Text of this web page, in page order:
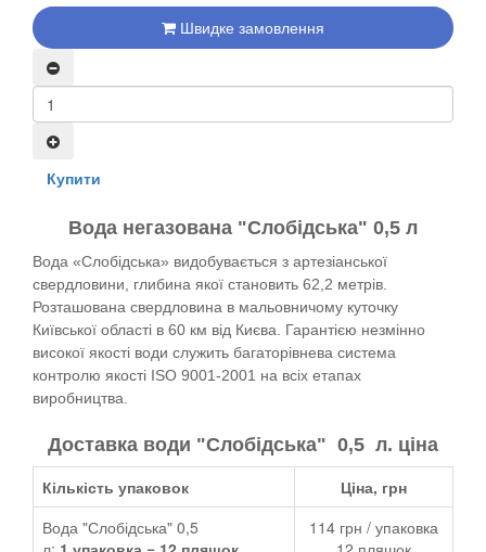
Швидке замовлення
Купити
Вода негазована "Слобідська" 0,5 л
Вода «Слобідська» видобувається з артезіанської
свердловини, глибина якої становить 62,2 метрів.
Розташована свердловина в мальовничому куточку
Київської області в 60 км від Києва. Гарантією незмінно
високої якості води служить багаторівнева система
контролю якості ISO 9001-2001 на всіх етапах
виробництва.
Доставка води "Слобідська" 0,5 л. ціна
Кількість упаковок
Ціна, грн
Вода "Слобідська" 0,5
114 грн / упаковка